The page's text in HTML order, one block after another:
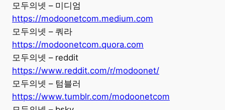
모두의넷 – 미디엄
https://modoonetcom.medium.com
모두의넷 – 쿼라
https://modoonetcom.quora.com
모두의넷 – reddit
https://www.reddit.com/r/modoonet/
모두의넷 – 텀블러
https://www.tumblr.com/modoonetcom